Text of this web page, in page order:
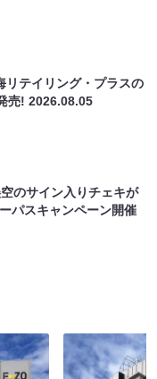
リテイリング・プラスの
売!2026.08.05
のサイン入りチェキが
パスキャンペーン開催